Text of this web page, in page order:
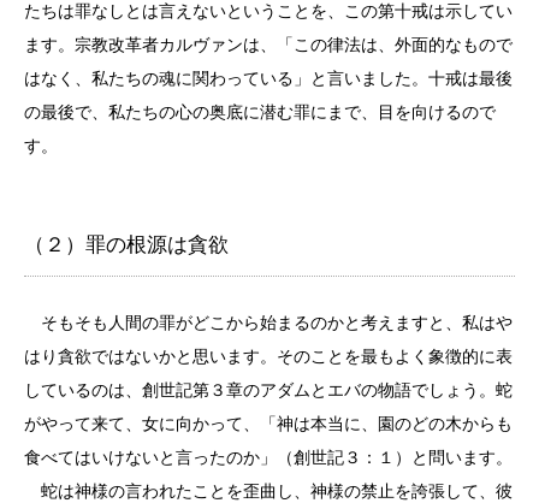
たちは罪なしとは言えないということを、この第十戒は示してい
ます。宗教改革者カルヴァンは、「この律法は、外面的なもので
はなく、私たちの魂に関わっている」と言いました。十戒は最後
の最後で、私たちの心の奥底に潜む罪にまで、目を向けるので
す。
（２）罪の根源は貪欲
そもそも人間の罪がどこから始まるのかと考えますと、私はや
はり貪欲ではないかと思います。そのことを最もよく象徴的に表
しているのは、創世記第３章のアダムとエバの物語でしょう。蛇
がやって来て、女に向かって、「神は本当に、園のどの木からも
食べてはいけないと言ったのか」（創世記３：１）と問います。
蛇は神様の言われたことを歪曲し、神様の禁止を誇張して、彼